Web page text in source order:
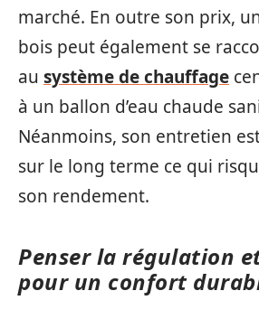
marché. En outre son prix,
bois peut également se
au système de chauffage
à un ballon d’eau chaude
Néanmoins, son entretien
sur le long terme ce qui
son rendement.
Penser la régulation
pour un confort